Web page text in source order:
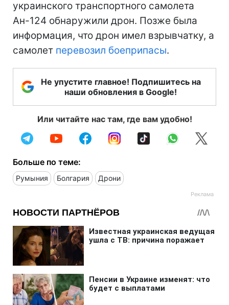
украинского транспортного самолета
Ан-124 обнаружили дрон. Позже была
информация, что дрон имел взрывчатку, а
самолет перевозил боеприпасы.
Не упустите главное! Подпишитесь на
наши обновления в Google!
Или читайте нас там, где вам удобно!
Больше по теме:
Румыния Болгария Дрони